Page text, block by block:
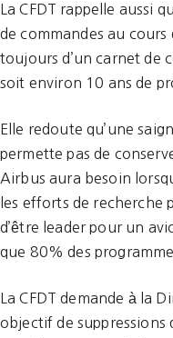
La CFDT rappelle aussi
de commandes au cours
toujours d’un carnet de
soit environ 10 ans de
Elle redoute qu’une
permette pas de
Airbus aura besoin
les efforts de recherche
d’être leader pour un
que 80% des
La CFDT demande à la
objectif de suppressions